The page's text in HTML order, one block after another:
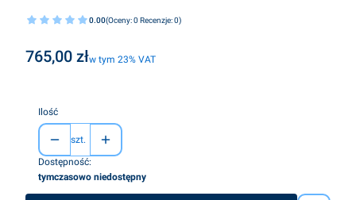
0.00(Oceny: 0 Recenzje: 0)
Cena
765,00 złw tym 23% VAT
w tym 23% VAT
Ilość
szt.
Dostępność:
tymczasowo niedostępny